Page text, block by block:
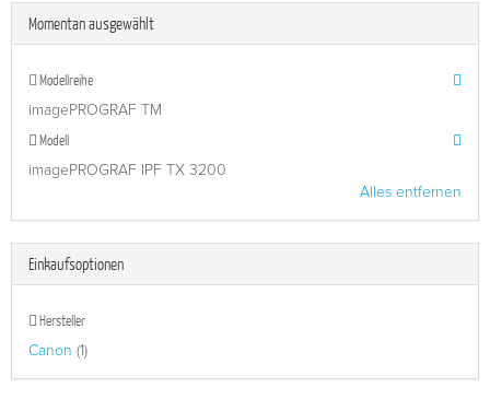
Momentan ausgewählt
Modellreihe
imagePROGRAF TM
Modell
imagePROGRAF IPF TX 3200
Alles entfernen
Einkaufsoptionen
Hersteller
Canon (1)